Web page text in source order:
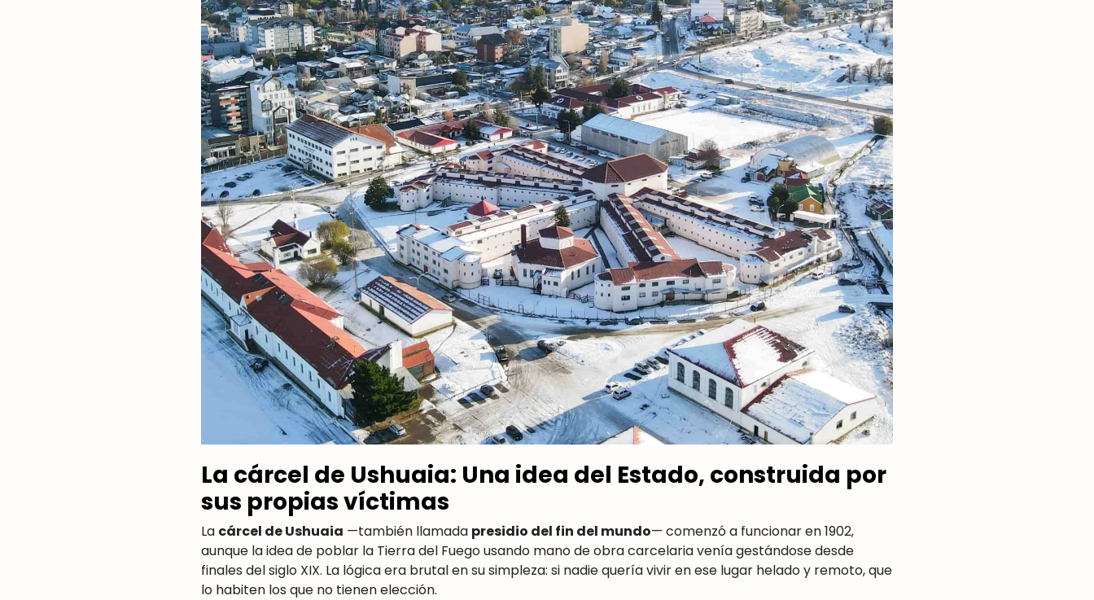
La cárcel de Ushuaia: Una idea del Estado, construida por
sus propias víctimas
La cárcel de Ushuaia —también llamada presidio del fin del mundo— comenzó a funcionar en 1902,
aunque la idea de poblar la Tierra del Fuego usando mano de obra carcelaria venía gestándose desde
finales del siglo XIX. La lógica era brutal en su simpleza: si nadie quería vivir en ese lugar helado y remoto, que
lo habiten los que no tienen elección.